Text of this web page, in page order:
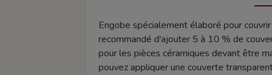
Engobe spécialement élaboré pour
recommandé d'ajouter 5 à 10 % de
pour les pièces céramiques devant être
pouvez appliquer une couverte